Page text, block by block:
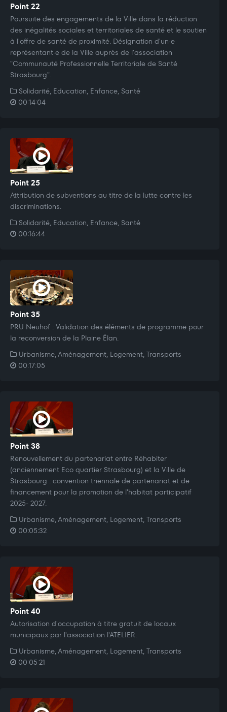
Point 22
Poursuite des engagements de la Ville dans la réduction
des inégalités sociales et territoriales de santé et le soutien
à l'offre de santé de proximité. Désignation d'un·e
représentant·e de la Ville auprès de l'association
"Communauté Professionnelle Territoriale de Santé
Strasbourg".
Solidarité, Education, Enfance, Santé
00:14:04
Point 25
Attribution de subventions au titre de la lutte contre les
discriminations.
Solidarité, Education, Enfance, Santé
00:16:44
Point 35
PRU Neuhof : Validation des éléments de programme pour
la reconversion de la Plaine Élan.
Urbanisme, Aménagement, Logement, Transports
00:17:05
Point 38
Renouvellement du partenariat entre Réhabiter
(anciennement Eco quartier Strasbourg) et la Ville de
Strasbourg : convention triennale de partenariat et de
financement pour la promotion de l'habitat participatif
2025- 2027.
Urbanisme, Aménagement, Logement, Transports
00:05:32
Point 40
Autorisation d'occupation à titre gratuit de locaux
municipaux par l'association l'ATELIER.
Urbanisme, Aménagement, Logement, Transports
00:05:21